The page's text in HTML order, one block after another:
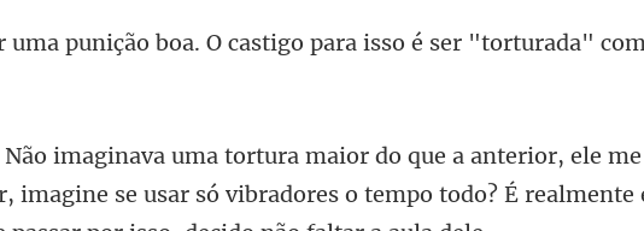
boa. O castigo para isso é se
me
imagine se usar só vibradores o tempo todo? É realm